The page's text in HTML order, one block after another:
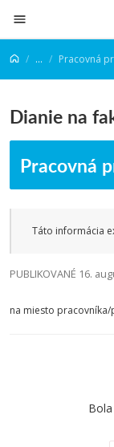
Prejsť na obsah
... Pracovná
Dianie na
Pracovná
Táto informácia
PUBLIKOVANÉ 16.
na miesto